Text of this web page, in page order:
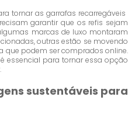
tornar as garrafas recarregáveis
garantir que os refis sejam
marcas de luxo montaram
outras estão se movendo
que podem ser comprados online.
essencial para tornar essa opção
sustentáveis ​​para